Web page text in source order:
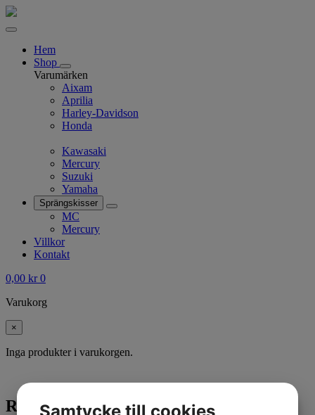
Hem
Shop
Varumärken
Aixam
Aprilia
Harley-Davidson
Honda
Kawasaki
Mercury
Suzuki
Yamaha
Sprängskisser
MC
Mercury
Villkor
Kontakt
0,00 kr 0
Varukorg
×
Inga produkter i varukorgen.
Reed kitSamtycke till cookies